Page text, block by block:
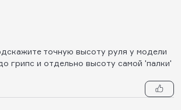
точную высоту руля у модели
грипс и отдельно высоту самой 'палки'